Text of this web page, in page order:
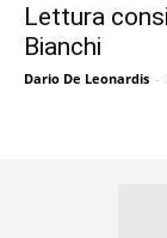
Lettura
Bianchi
Dario De Leonardis -